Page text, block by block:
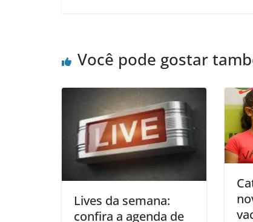
Você pode gostar
Lives da semana:
confira a agenda de